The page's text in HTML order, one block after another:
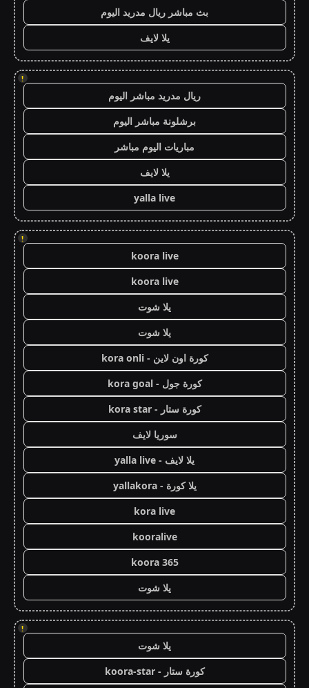
بث مباشر ريال مدريد اليوم
يلا لايف
!
ريال مدريد مباشر اليوم
برشلونة مباشر اليوم
مباريات اليوم مباشر
يلا لايف
yalla live
!
koora live
koora live
يلا شوت
يلا شوت
كورة اون لاين - kora onli
كورة جول - kora goal
كورة ستار - kora star
سوريا لايف
يلا لايف - yalla live
يلا كورة - yallakora
kora live
kooralive
koora 365
يلا شوت
!
يلا شوت
كورة ستار - koora-star